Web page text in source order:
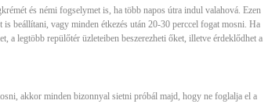
és némi fogselymet is, ha több napos útra indul valahová. Ezen
beállítani, vagy minden étkezés után 20-30 perccel fogat mosni. Ha
a legtöbb repülőtér üzleteiben beszerezheti őket, illetve érdeklődhet a
akkor minden bizonnyal sietni próbál majd, hogy ne foglalja el a